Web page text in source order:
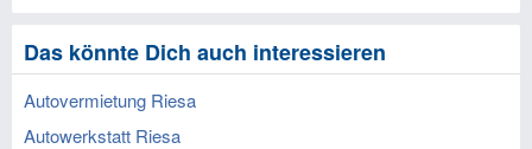
Das könnte Dich auch interessieren
Autovermietung Riesa
Autowerkstatt Riesa